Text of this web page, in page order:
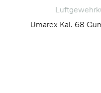
Umarex Kal. 68